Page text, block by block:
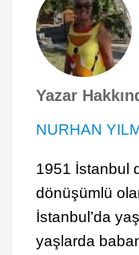
Yazar
NURHAN
1951 İstanbul
dönüşümlü
İstanbul’da
yaşlarda